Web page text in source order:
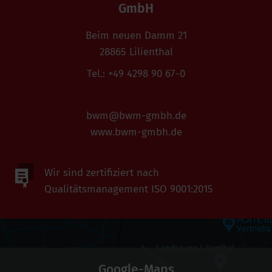
GmbH
Beim neuen Damm 21
28865 Lilienthal
Tel.: +49 4298 90 67-0
bwm@bwm-gmbh.de
www.bwm-gmbh.de
Wir sind zertifiziert nach
Qualitätsmanagement ISO 9001:2015